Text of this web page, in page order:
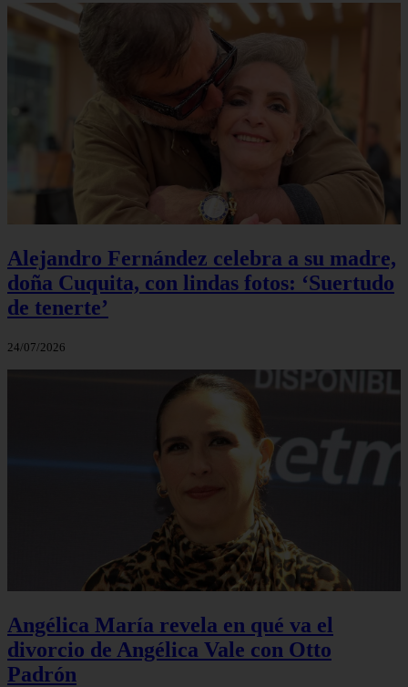
Alejandro Fernández celebra a su madre,
doña Cuquita, con lindas fotos: ‘Suertudo
de tenerte’
24/07/2026
Angélica María revela en qué va el
divorcio de Angélica Vale con Otto
Padrón